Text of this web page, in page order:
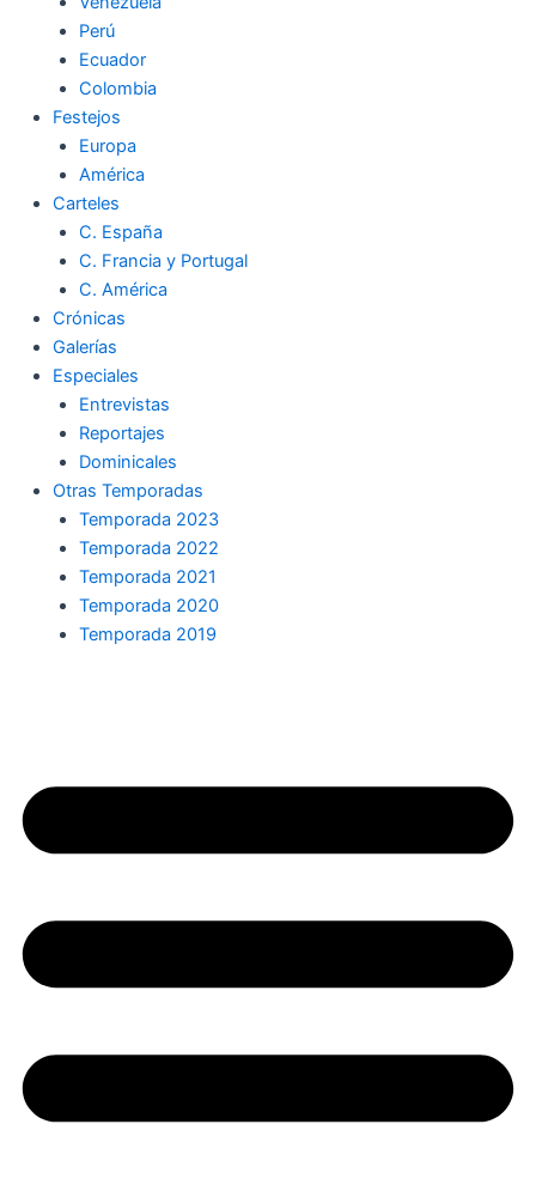
Perú
Ecuador
Colombia
Festejos
Europa
América
Carteles
C. España
C. Francia y Portugal
C. América
Crónicas
Galerías
Especiales
Entrevistas
Reportajes
Dominicales
Otras Temporadas
Temporada 2023
Temporada 2022
Temporada 2021
Temporada 2020
Temporada 2019